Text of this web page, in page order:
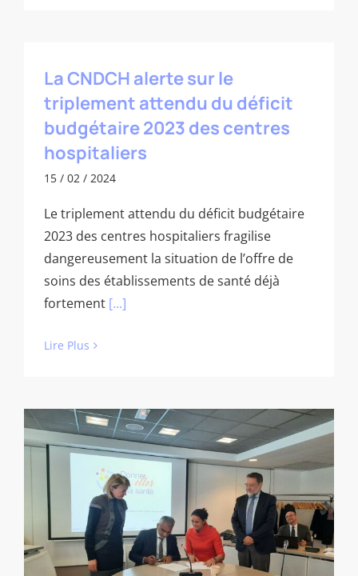
La CNDCH alerte sur le
triplement attendu du déficit
budgétaire 2023 des centres
hospitaliers
15 / 02 / 2024
Le triplement attendu du déficit budgétaire
2023 des centres hospitaliers fragilise
dangereusement la situation de l’offre de
soins des établissements de santé déjà
fortement [...]
Lire Plus
Charte de l’Egalité professionnelle
femme-homme